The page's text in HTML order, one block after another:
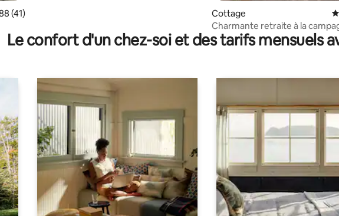
moyenne sur la base de 41 commentaires : 4,88 sur 5
(41)
Cottage
Charmante retraite à la
Le confort d'un chez-soi et des tarifs mensuels